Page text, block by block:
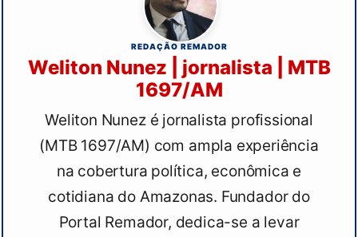
REDAÇÃO REMADOR
Weliton Nunez | jornalista | MTB
1697/AM
Weliton Nunez é jornalista profissional
(MTB 1697/AM) com ampla experiência
na cobertura política, econômica e
cotidiana do Amazonas. Fundador do
Portal Remador, dedica-se a levar